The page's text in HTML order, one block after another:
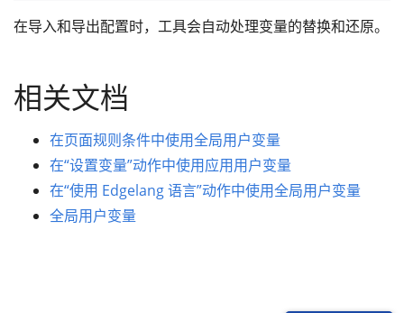
在导入和导出配置时，工具会自动处理变量的替换和还原。
相关文档
在页面规则条件中使用全局用户变量
在“设置变量”动作中使用应用用户变量
在“使用 Edgelang 语言”动作中使用全局用户变量
全局用户变量